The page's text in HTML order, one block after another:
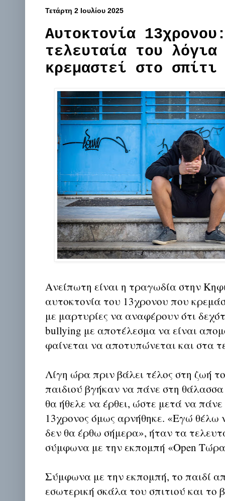
Τετάρτη 2 Ιουλίου 2025
Αυτοκτονία
τελευταία του λόγια
κρεμαστεί στο σπίτι
Ανείπωτη είναι η τραγωδία στην
αυτοκτονία του 13χρονου που
με μαρτυρίες να αναφέρουν ότι
bullying με αποτέλεσμα να είναι
φαίνεται να αποτυπώνεται και στα
Λίγη ώρα πριν βάλει τέλος στη ζωή
παιδιού βγήκαν να πάνε στη
θα ήθελε να έρθει, ώστε μετά να
13χρονος όμως αρνήθηκε. «Εγώ θέλω
δεν θα έρθω σήμερα», ήταν τα
σύμφωνα με την εκπομπή «Open
Σύμφωνα με την εκπομπή, το παιδί
εσωτερική σκάλα του σπιτιού και το